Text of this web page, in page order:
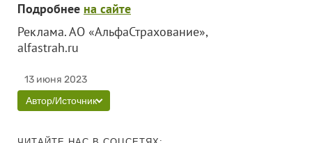
Подробнее на сайте
Реклама. АО «АльфаСтрахование»,
alfastrah.ru
13 июня 2023
Автор/Источник